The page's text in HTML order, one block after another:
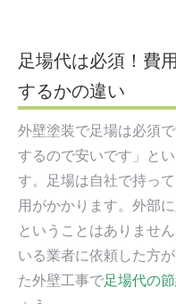
足場代は必須！費
するかの違い
外壁塗装で足場は必須
するので安いです」と
す。足場は自社で持っ
用がかかります。外部
ということはありませ
いる業者に依頼した方
た外壁工事で足場代の